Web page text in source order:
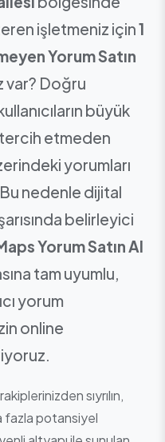
işletmeniz için1
Yorum Satın
var? Doğru
büyük
etmeden
yorumları
nedenle dijital
belirleyici
Yorum Satın Al
tam uyumlu,
yorum
online
sıyrılın,
fazla potansiyel